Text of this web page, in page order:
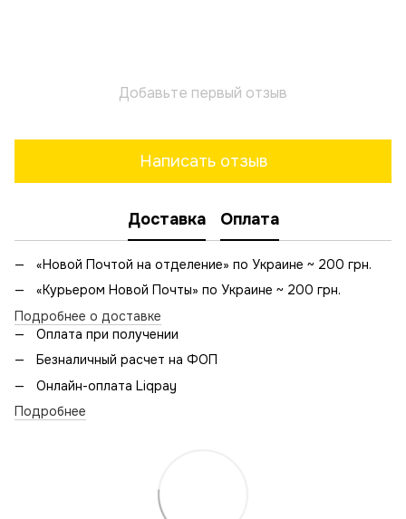
Добавьте первый отзыв
Написать отзыв
Доставка Оплата
«Новой Почтой на отделение» по Украине ~ 200 грн.
«Курьером Новой Почты» по Украине ~ 200 грн.
Подробнее о доставке
Оплата при получении
Безналичный расчет на ФОП
Онлайн-оплата Liqpay
Подробнее